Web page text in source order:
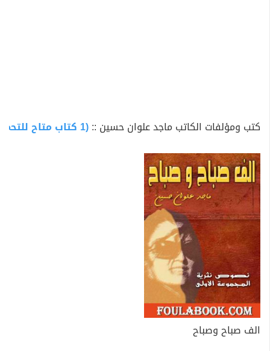
كتب ومؤلفات الكاتب ماجد علوان حسين ::(1 كتاب متاح للتحميل)
الف صباح وصباح